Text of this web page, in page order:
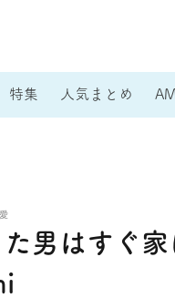
特集 人気まとめ
男はすぐ